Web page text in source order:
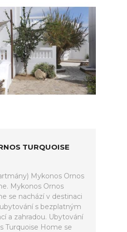
TURQUOISE
Mykonos Ornos
Mykonos Ornos
se nachází v destinaci
s bezplatným
a zahradou. Ubytování
Turquoise Home se